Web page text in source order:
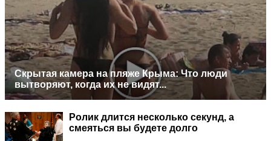
Скрытая камера на пляже Крыма: Что люди
вытворяют, когда их не видят...
Ролик длится несколько секунд, а
смеяться вы будете долго